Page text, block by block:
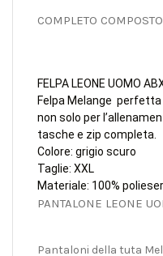
COMPLETO
FELPA LEONE UOMO
Felpa Melange
non solo per
tasche e zip completa.
Colore: grigio scuro
Taglie: XXL
Materiale: 100%
PANTALONE LEONE
Pantaloni della tuta